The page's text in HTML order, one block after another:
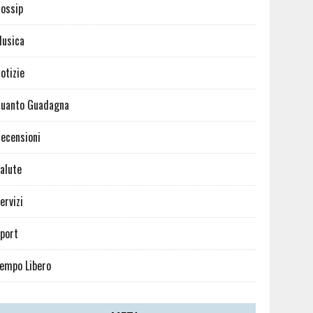
Guadagna
Libero